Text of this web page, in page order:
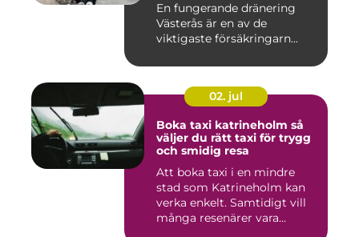
En fungerande dränering
Västerås är en av de
viktigaste försäkringarn...
02. jul
Boka taxi katrineholm så
väljer du rätt taxi för trygg
och smidig resa
Att boka taxi i en mindre
stad som Katrineholm kan
verka enkelt. Samtidigt vill
många resenärer vara...